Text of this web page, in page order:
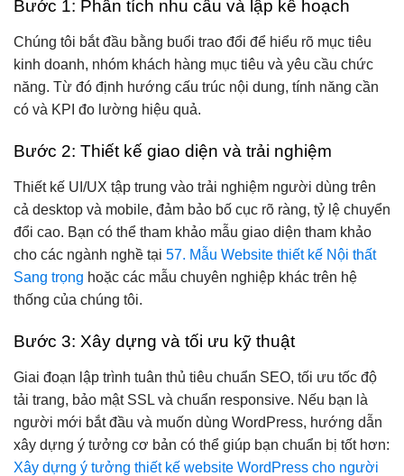
Bước 1: Phân tích nhu cầu và lập kế hoạch
Chúng tôi bắt đầu bằng buổi trao đổi để hiểu rõ mục tiêu
kinh doanh, nhóm khách hàng mục tiêu và yêu cầu chức
năng. Từ đó định hướng cấu trúc nội dung, tính năng cần
có và KPI đo lường hiệu quả.
Bước 2: Thiết kế giao diện và trải nghiệm
Thiết kế UI/UX tập trung vào trải nghiệm người dùng trên
cả desktop và mobile, đảm bảo bố cục rõ ràng, tỷ lệ chuyển
đổi cao. Bạn có thể tham khảo mẫu giao diện tham khảo
cho các ngành nghề tại 57. Mẫu Website thiết kế Nội thất
Sang trọng hoặc các mẫu chuyên nghiệp khác trên hệ
thống của chúng tôi.
Bước 3: Xây dựng và tối ưu kỹ thuật
Giai đoạn lập trình tuân thủ tiêu chuẩn SEO, tối ưu tốc độ
tải trang, bảo mật SSL và chuẩn responsive. Nếu bạn là
người mới bắt đầu và muốn dùng WordPress, hướng dẫn
xây dựng ý tưởng cơ bản có thể giúp bạn chuẩn bị tốt hơn:
Xây dựng ý tưởng thiết kế website WordPress cho người